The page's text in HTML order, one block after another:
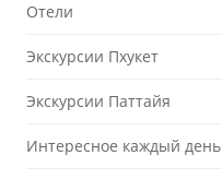
Отели
Экскурсии Пхукет
Экскурсии Паттайя
Интересное каждый день